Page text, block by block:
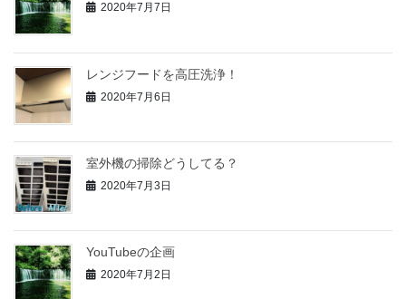
2020年7月7日
レンジフードを高圧洗浄！
2020年7月6日
室外機の掃除どうしてる？
2020年7月3日
YouTubeの企画
2020年7月2日